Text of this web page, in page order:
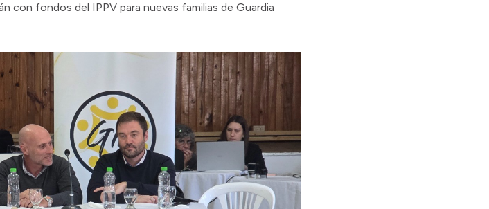
con fondos del IPPV para nuevas familias de Guardia